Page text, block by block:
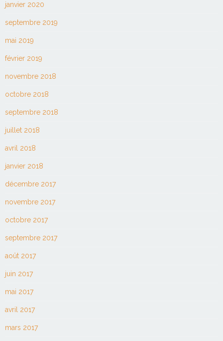
janvier 2020
septembre 2019
mai 2019
février 2019
novembre 2018
octobre 2018
septembre 2018
juillet 2018
avril 2018
janvier 2018
décembre 2017
novembre 2017
octobre 2017
septembre 2017
août 2017
juin 2017
mai 2017
avril 2017
mars 2017